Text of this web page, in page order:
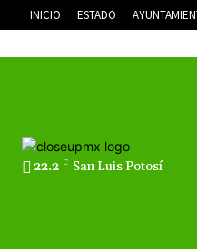
INICIO ESTADO
22.2 C San Luis Potosí